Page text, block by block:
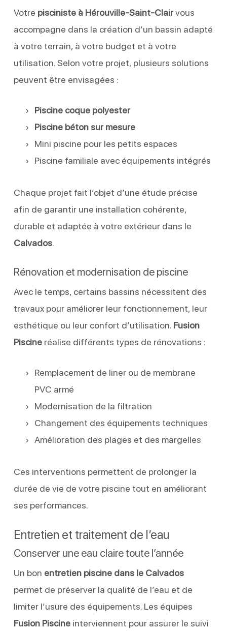
Votre pisciniste à Hérouville-Saint-Clairvous
accompagne dans la création d’un bassin adapté
à votre terrain, à votre budget et à votre
utilisation. Selon votre projet, plusieurs solutions
peuvent être envisagées :
Piscine coque polyester
Piscine béton sur mesure
Mini piscine pour les petits espaces
Piscine familiale avec équipements intégrés
Chaque projet fait l’objet d’une étude précise
afin de garantir une installation cohérente,
durable et adaptée à votre extérieur dans le
Calvados.
Rénovation et modernisation de piscine
Avec le temps, certains bassins nécessitent des
travaux pour améliorer leur fonctionnement, leur
esthétique ou leur confort d’utilisation. Fusion
Piscineréalise différents types de rénovations :
Remplacement de liner ou de membrane
PVC armé
Modernisation de la filtration
Changement des équipements techniques
Amélioration des plages et des margelles
Ces interventions permettent de prolonger la
durée de vie de votre piscine tout en améliorant
ses performances.
Entretien et traitement de l’eau
Conserver une eau claire toute l’année
Un bon entretien piscine dans le Calvados
permet de préserver la qualité de l’eau et de
limiter l’usure des équipements. Les équipes
Fusion Piscineinterviennent pour assurer le suivi